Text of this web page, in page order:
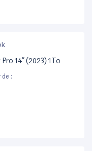
14” (2023) 1To
: